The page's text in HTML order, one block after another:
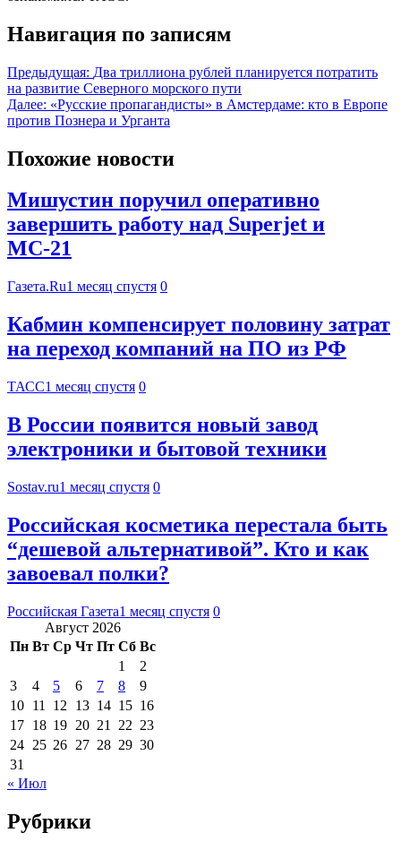
Навигация по записям
Предыдущая: Два триллиона рублей планируется потратить
на развитие Северного морского пути
Далее: «Русские пропагандисты» в Амстердаме: кто в Европе
против Познера и Урганта
Похожие новости
Мишустин поручил оперативно
завершить работу над Superjet и
МС-21
Газета.Ru1 месяц спустя 0
Кабмин компенсирует половину затрат
на переход компаний на ПО из РФ
ТАСС1 месяц спустя 0
В России появится новый завод
электроники и бытовой техники
Sostav.ru1 месяц спустя 0
Российская косметика перестала быть
“дешевой альтернативой”. Кто и как
завоевал полки?
Российская Газета1 месяц спустя 0
Август 2026
Пн Вт Ср Чт Пт Сб Вс
1
2
3
4 5 6 7 8
9
10 11 12 13 14 15 16
17 18 19 20 21 22 23
24 25 26 27 28 29 30
31
« Июл
Рубрики